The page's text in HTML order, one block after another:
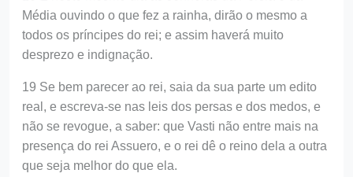
Média ouvindo o que fez a rainha, dirão o mesmo a
todos os príncipes do rei; e assim haverá muito
desprezo e indignação.
19 Se bem parecer ao rei, saia da sua parte um edito
real, e escreva-se nas leis dos persas e dos medos, e
não se revogue, a saber: que Vasti não entre mais na
presença do rei Assuero, e o rei dê o reino dela a outra
que seja melhor do que ela.